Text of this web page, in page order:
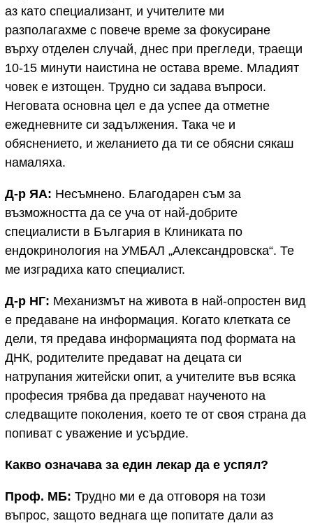
аз като специализант, и учителите ми
разполагахме с повече време за фокусиране
върху отделен случай, днес при прегледи, траещи
10-15 минути наистина не остава време. Младият
човек е изтощен. Трудно си задава въпроси.
Неговата основна цел е да успее да отметне
ежедневните си задължения. Така че и
обяснението, и желанието да ти се обясни сякаш
намаляха.
Д-р ЯА: Несъмнено. Благодарен съм за
възможността да се уча от най-добрите
специалисти в България в Клиниката по
ендокринология на УМБАЛ „Александровска“. Те
ме изградиха като специалист.
Д-р НГ: Механизмът на живота в най-опростен вид
е предаване на информация. Когато клетката се
дели, тя предава информацията под формата на
ДНК, родителите предават на децата си
натрупания житейски опит, а учителите във всяка
професия трябва да предават наученото на
следващите поколения, което те от своя страна да
попиват с уважение и усърдие.
Какво означава за един лекар да е успял?
Проф. МБ: Трудно ми е да отговоря на този
въпрос, защото веднага ще попитате дали аз